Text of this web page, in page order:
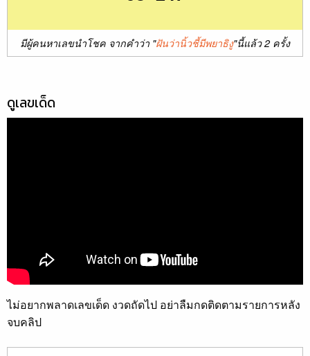
มีผู้คนหาเลขนำโชค จากคำว่า "ฝันว่านิ้วชี้มีพยาธิงู"นี้แล้ว 2 ครั้ง
ดูเลขเด็ด
ไม่อยากพลาดเลขเด็ด งวดถัดไป อย่าลืมกดติดตามรายการหลัง
จบคลิป